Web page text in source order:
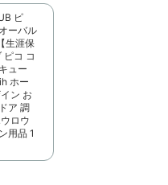
ピ
ーバル
生涯保
ピコ コ
ュー
ホー
ン お
ア 調
ロウ
用品 1